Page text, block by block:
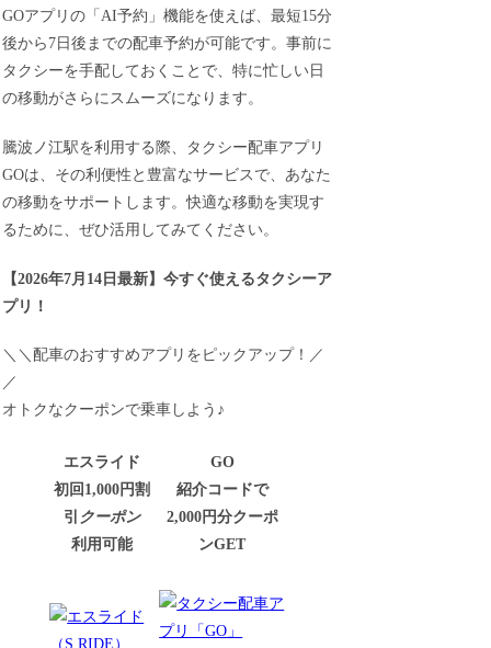
GOアプリの「AI予約」機能を使えば、最短15分
後から7日後までの配車予約が可能です。事前に
タクシーを手配しておくことで、特に忙しい日
の移動がさらにスムーズになります。
騰波ノ江駅を利用する際、タクシー配車アプリ
GOは、その利便性と豊富なサービスで、あなた
の移動をサポートします。快適な移動を実現す
るために、ぜひ活用してみてください。
【2026年7月14日最新】今すぐ使えるタクシーア
プリ！
＼＼配車のおすすめアプリをピックアップ！／
／
オトクなクーポンで乗車しよう♪
エスライド
初回1,000円割
引 クーポン
利用可能
GO
紹介コードで
2,000円分クーポ
ンGET